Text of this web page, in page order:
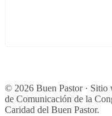
© 2026 Buen Pastor · Sitio
de Comunicación de la
Caridad del Buen Pastor.